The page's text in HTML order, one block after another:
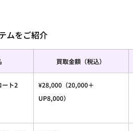
ムをご紹介
買取金額（税込）
ート2
¥28,000（20,000＋
UP8,000）